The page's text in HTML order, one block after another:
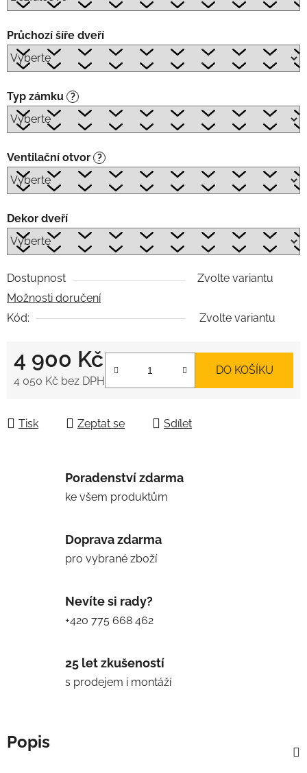
Průchozí šíře dveří
Typ zámku ?
Ventilační otvor ?
Dekor dveří
Dostupnost
Zvolte variantu
Možnosti doručení
Kód:
Zvolte variantu
4 900 Kč
4 050 Kč bez DPH
DO KOŠÍKU
Tisk Zeptat se Sdílet
Poradenství zdarma
ke všem produktům
Doprava zdarma
pro vybrané zboží
Nevíte si rady?
+420 775 668 462
25 let zkušeností
s prodejem i montáží
Popis